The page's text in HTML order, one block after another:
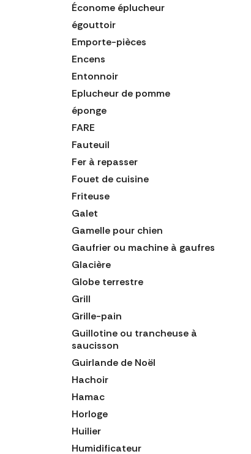
Économe éplucheur
égouttoir
Emporte-pièces
Encens
Entonnoir
Eplucheur de pomme
éponge
FARE
Fauteuil
Fer à repasser
Fouet de cuisine
Friteuse
Galet
Gamelle pour chien
Gaufrier ou machine à gaufres
Glacière
Globe terrestre
Grill
Grille-pain
Guillotine ou trancheuse à
saucisson
Guirlande de Noël
Hachoir
Hamac
Horloge
Huilier
Humidificateur